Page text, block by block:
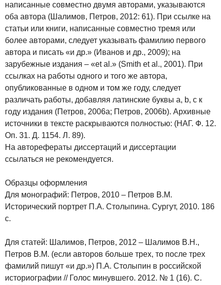
написанные совместно двумя авторами, указываются
оба автора (Шалимов, Петров, 2012: 61). При ссылке на
статьи или книги, написанные совместно тремя или
более авторами, следует указывать фамилию первого
автора и писать «и др.» (Иванов и др., 2009); на
зарубежные издания – «et al.» (Smith et al., 2001). При
ссылках на работы одного и того же автора,
опубликованные в одном и том же году, следует
различать работы, добавляя латинские буквы a, b, c к
году издания (Петров, 2006a; Петров, 2006b). Архивные
источники в тексте раскрываются полностью: (НАГ. Ф. 12.
Оп. 31. Д. 1154. Л. 89).
На авторефераты диссертаций и диссертации
ссылаться не рекомендуется.
Образцы оформления
Для монографий: Петров, 2010 – Петров В.М.
Исторический портрет П.А. Столыпина. Сургут, 2010. 186
с.
Для статей: Шалимов, Петров, 2012 – Шалимов В.Н.,
Петров В.М. (если авторов больше трех, то после трех
фамилий пишут «и др.») П.А. Столыпин в российской
историографии // Голос минувшего. 2012. № 1 (16). С.